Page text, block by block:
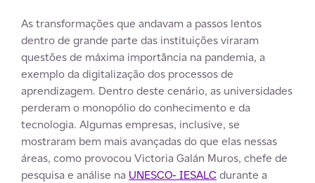
As transformações que andavam a passos lentos
dentro de grande parte das instituições viraram
questões de máxima importância na pandemia, a
exemplo da digitalização dos processos de
aprendizagem. Dentro deste cenário, as universidades
perderam o monopólio do conhecimento e da
tecnologia. Algumas empresas, inclusive, se
mostraram bem mais avançadas do que elas nessas
áreas, como provocou Victoria Galán Muros, chefe de
pesquisa e análise na UNESCO- IESALC durante a